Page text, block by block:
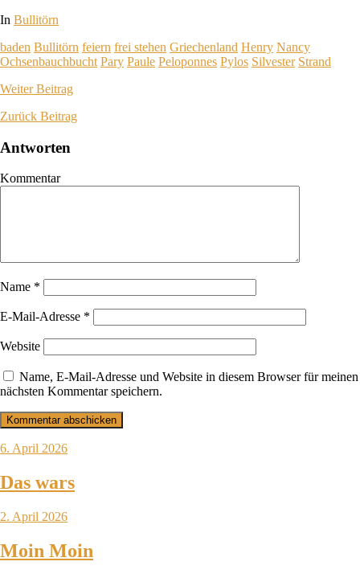
In Bullitörn
baden Bullitörn feiern frei stehen Griechenland Henry Nancy
Ochsenbauchbucht Pary Paule Peloponnes Pylos Silvester Strand
WeiterBeitrag
Zurück Beitrag
Antworten
Kommentar
Name *
E-Mail-Adresse *
Website
Name, E-Mail-Adresse und Website in diesem Browser für meinen
nächsten Kommentar speichern.
6. April 2026
Das wars
2. April 2026
Moin Moin